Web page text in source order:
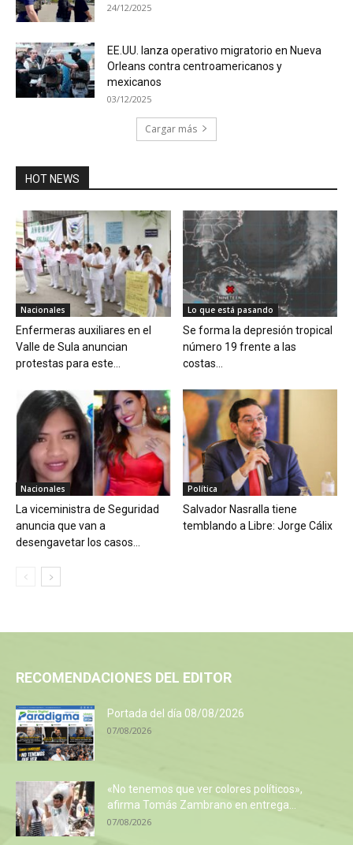
24/12/2025
EE.UU. lanza operativo migratorio en Nueva
Orleans contra centroamericanos y
mexicanos
03/12/2025
Cargar más
HOT NEWS
Nacionales
Enfermeras auxiliares en el
Valle de Sula anuncian
protestas para este...
Lo que está pasando
Se forma la depresión tropical
número 19 frente a las
costas...
Nacionales
La viceministra de Seguridad
anuncia que van a
desengavetar los casos...
Política
Salvador Nasralla tiene
temblando a Libre: Jorge Cálix
RECOMENDACIONES DEL EDITOR
Portada del día 08/08/2026
07/08/2026
«No tenemos que ver colores políticos»,
afirma Tomás Zambrano en entrega...
07/08/2026